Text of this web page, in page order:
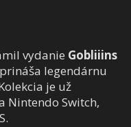
vydanie Gobliiins
legendárnu
je už
Nintendo Switch,